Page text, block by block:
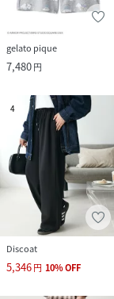
gelato pique
7,480円
4
Discoat
5,346円 10%OFF